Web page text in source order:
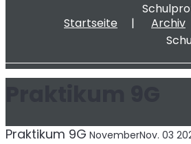
Startseite
Archiv
Praktikum 9G NovemberNov. 03